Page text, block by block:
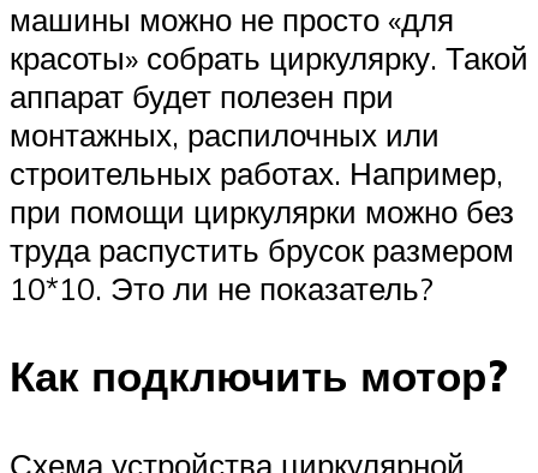
машины можно не просто «для
красоты» собрать циркулярку. Такой
аппарат будет полезен при
монтажных, распилочных или
строительных работах. Например,
при помощи циркулярки можно без
труда распустить брусок размером
10*10. Это ли не показатель?
Как подключить мотор?
Схема устройства циркулярной